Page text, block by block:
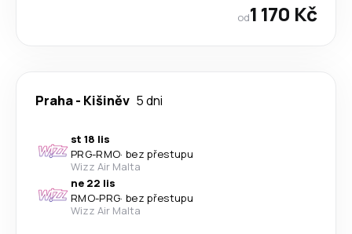
od1 170 Kč
Praha- Kišiněv 5 dni
st 18 lis
PRG-RMO· bez přestupu
Wizz Air Malta
ne 22 lis
RMO-PRG· bez přestupu
Wizz Air Malta